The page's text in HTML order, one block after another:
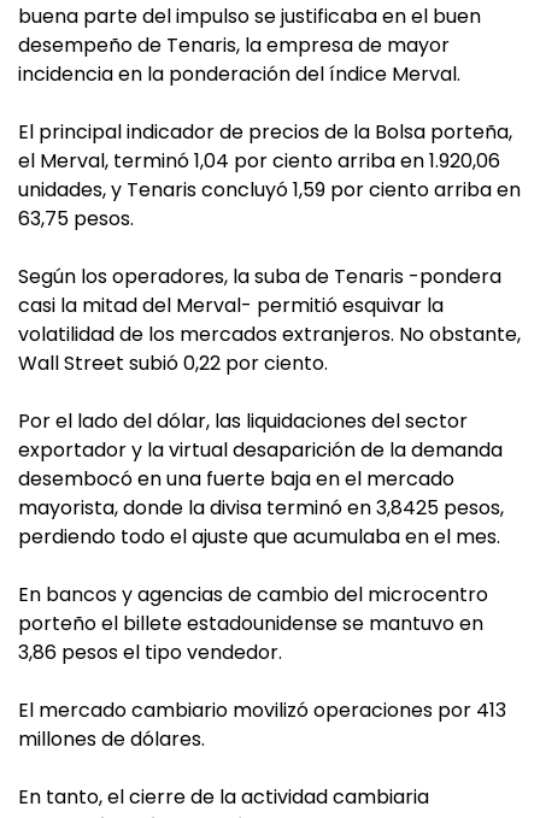
buena parte del impulso se justificaba en el buen
desempeño de Tenaris, la empresa de mayor
incidencia en la ponderación del índice Merval.
El principal indicador de precios de la Bolsa porteña,
el Merval, terminó 1,04 por ciento arriba en 1.920,06
unidades, y Tenaris concluyó 1,59 por ciento arriba en
63,75 pesos.
Según los operadores, la suba de Tenaris -pondera
casi la mitad del Merval- permitió esquivar la
volatilidad de los mercados extranjeros. No obstante,
Wall Street subió 0,22 por ciento.
Por el lado del dólar, las liquidaciones del sector
exportador y la virtual desaparición de la demanda
desembocó en una fuerte baja en el mercado
mayorista, donde la divisa terminó en 3,8425 pesos,
perdiendo todo el ajuste que acumulaba en el mes.
En bancos y agencias de cambio del microcentro
porteño el billete estadounidense se mantuvo en
3,86 pesos el tipo vendedor.
El mercado cambiario movilizó operaciones por 413
millones de dólares.
En tanto, el cierre de la actividad cambiaria